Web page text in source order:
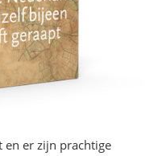
en er zijn prachtige